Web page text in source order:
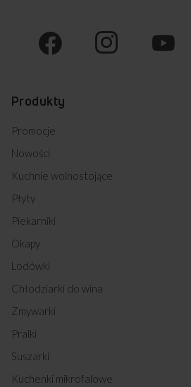
Produkty
Promocje
Nowości
Kuchnie wolnostojące
Płyty
Piekarniki
Okapy
Lodówki
Chłodziarki do wina
Zmywarki
Pralki
Suszarki
Kuchenki mikrofalowe